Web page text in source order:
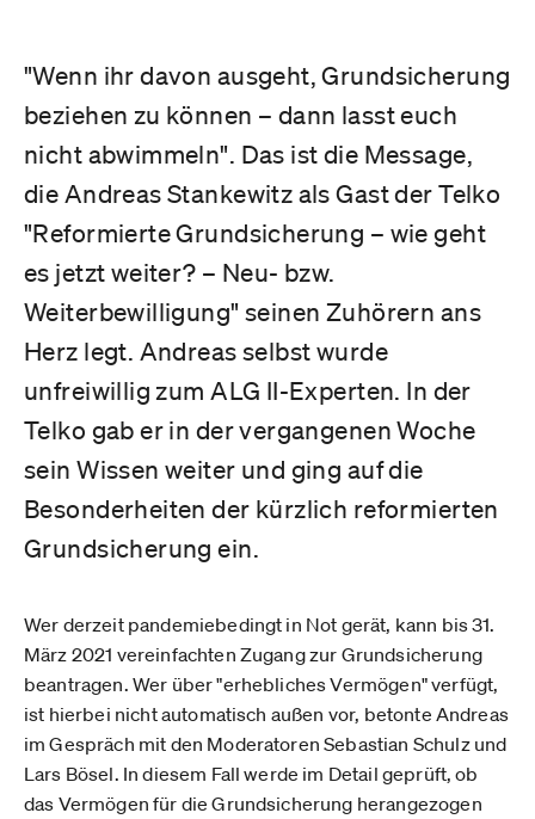
"Wenn ihr davon ausgeht, Grundsicherung
beziehen zu können – dann lasst euch
nicht abwimmeln". Das ist die Message,
die Andreas Stankewitz als Gast der Telko
"Reformierte Grundsicherung – wie geht
es jetzt weiter? – Neu- bzw.
Weiterbewilligung" seinen Zuhörern ans
Herz legt. Andreas selbst wurde
unfreiwillig zum ALG II-Experten. In der
Telko gab er in der vergangenen Woche
sein Wissen weiter und ging auf die
Besonderheiten der kürzlich reformierten
Grundsicherung ein.
Wer derzeit pandemiebedingt in Not gerät, kann bis 31.
März 2021 vereinfachten Zugang zur Grundsicherung
beantragen. Wer über "erhebliches Vermögen" verfügt,
ist hierbei nicht automatisch außen vor, betonte Andreas
im Gespräch mit den Moderatoren Sebastian Schulz und
Lars Bösel. In diesem Fall werde im Detail geprüft, ob
das Vermögen für die Grundsicherung herangezogen